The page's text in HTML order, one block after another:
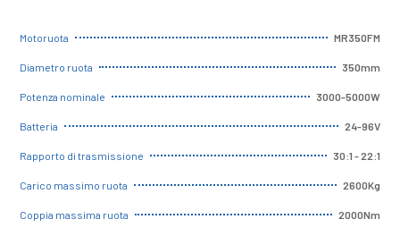
Motoruota MR350FM
Diametro ruota 350mm
Potenza nominale 3000-5000W
Batteria 24-96V
Rapporto di trasmissione 30:1 - 22:1
Carico massimo ruota 2600Kg
Coppia massima ruota 2000Nm